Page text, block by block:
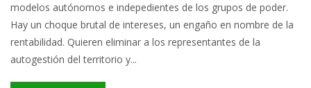
modelos autónomos e indepedientes de los grupos de poder.
Hay un choque brutal de intereses, un engaño en nombre de la
rentabilidad. Quieren eliminar a los representantes de la
autogestión del territorio y...